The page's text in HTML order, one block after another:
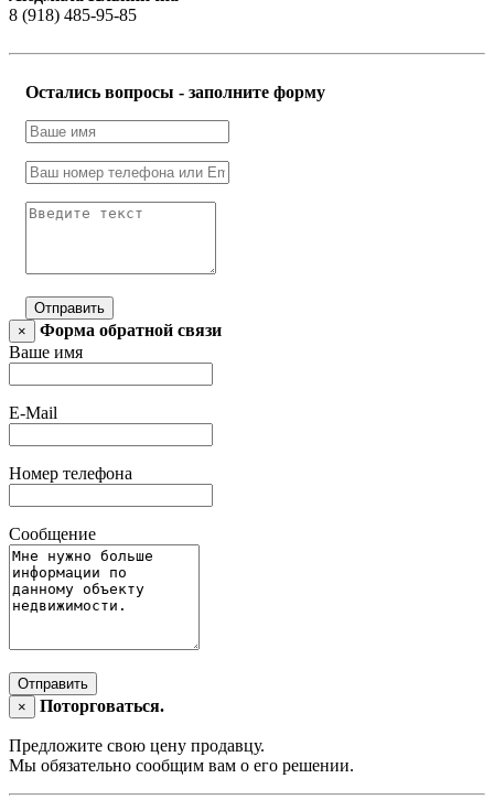
8 (918) 485-95-85
Остались вопросы - заполните форму
Отправить
×
Форма обратной связи
Ваше имя
E-Mail
Номер телефона
Сообщение
Отправить
×
Поторговаться.
Предложите свою цену продавцу.
Мы обязательно сообщим вам о его решении.